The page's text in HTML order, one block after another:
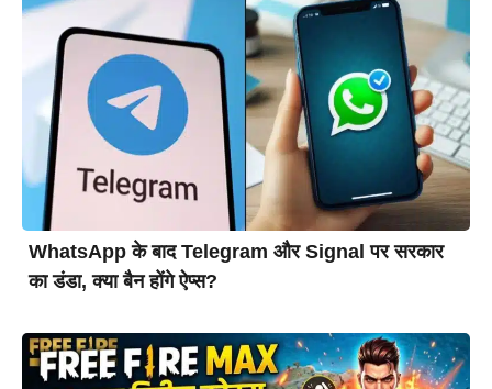
WhatsApp के बाद Telegram और Signal पर सरकार
का डंडा, क्या बैन होंगे ऐप्स?